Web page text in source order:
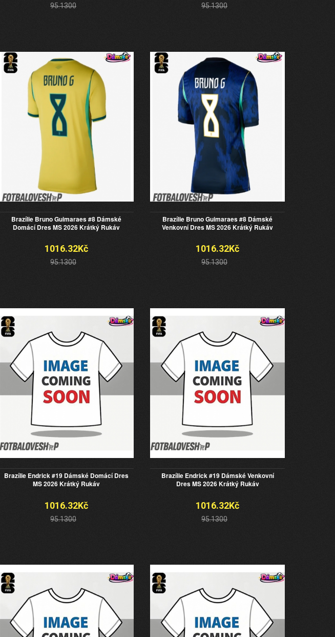
95.1300 95.1300
Brazílie Bruno Guimaraes #8 Dámské
Domácí Dres MS 2026 Krátký Rukáv
1016.32Kč
95.1300
Brazílie Bruno Guimaraes #8 Dámské
Venkovní Dres MS 2026 Krátký Rukáv
1016.32Kč
95.1300
Brazílie Endrick #19 Dámské Domácí Dres
MS 2026 Krátký Rukáv
1016.32Kč
95.1300
Brazílie Endrick #19 Dámské Venkovní
Dres MS 2026 Krátký Rukáv
1016.32Kč
95.1300